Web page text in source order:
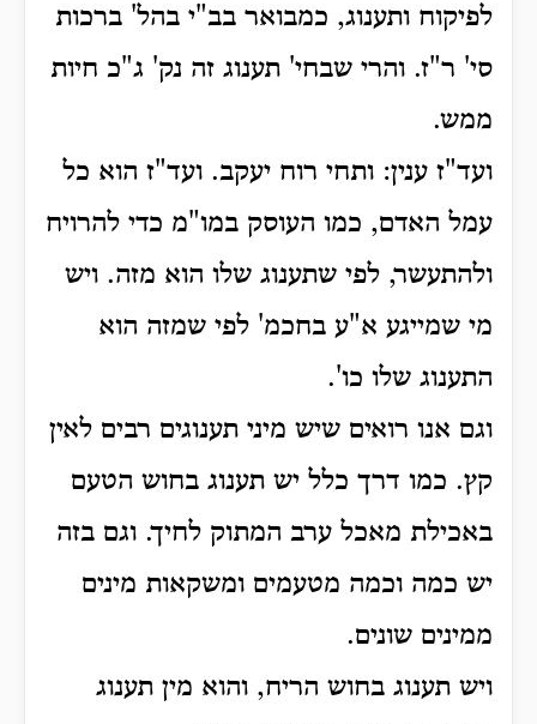
לפיקוח ותענוג, כמבואר בב"י בהל' ברכות
סי' ר"ז. והרי שבחי' תענוג זה נק' ג"כ חיות
ממש.
ועד"ז ענין: ותחי רוח יעקב. ועד"ז הוא כל
עמל האדם, כמו העוסק במו"מ כדי להרויח
ולהתעשר, לפי שתענוג שלו הוא מזה. ויש
מי שמייגע א"ע בחכמ' לפי שמזה הוא
התענוג שלו כו'.
וגם אנו רואים שיש מיני תענוגים רבים לאין
קץ. כמו דרך כלל יש תענוג בחוש הטעם
באכילת מאכל ערב המתוק לחיך. וגם בזה
יש כמה וכמה מטעמים ומשקאות מינים
ממינים שונים.
ויש תענוג בחוש הריח, והוא מין תענוג